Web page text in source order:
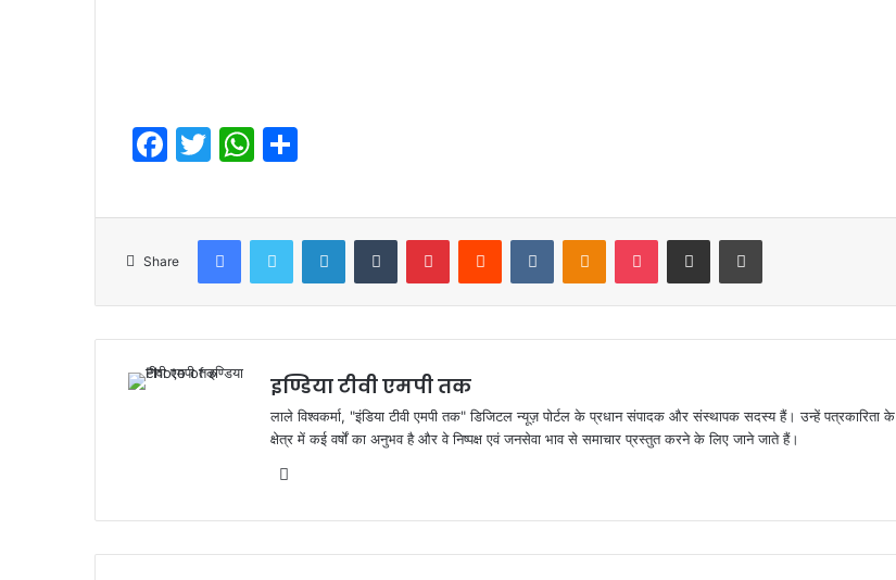
F
c
e
o
o
k
T
itt
er
W
at
s
A
p
p
ar
e
Share
FacebookTwitter LinkedInTumblr PinterestReddit VKontakteOdnoklassniki
Pocket Share via Email Print
इण्डिया टीवी एमपी तक
लाले विश्वकर्मा, "इंडिया टीवी एमपी तक" डिजिटल न्यूज़ पोर्टल के प्रधान संपादक और संस्थापक सदस्य हैं। उन्हें पत्रकारिता के
क्षेत्र में कई वर्षों का अनुभव है और वे निष्पक्ष एवं जनसेवा भाव से समाचार प्रस्तुत करने के लिए जाने जाते हैं।